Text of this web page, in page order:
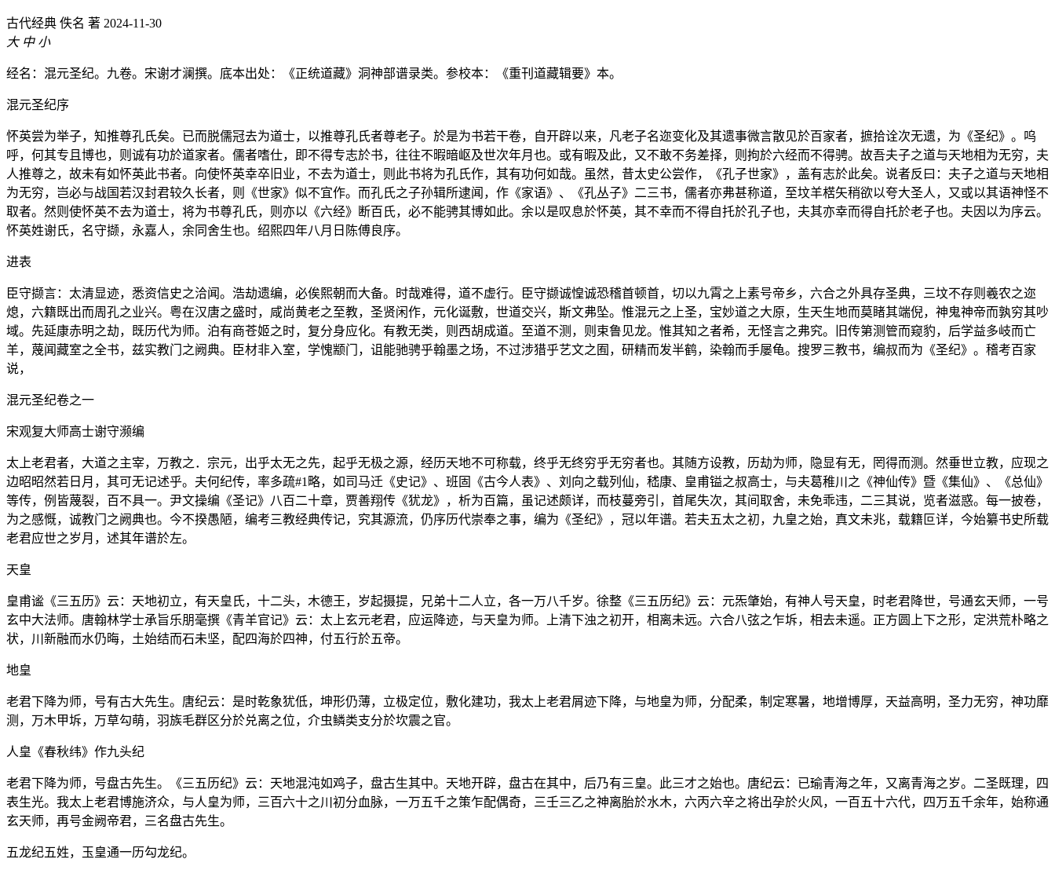
古代经典 佚名 著 2024-11-30
大 中 小
经名：混元圣纪。九卷。宋谢才澜撰。底本出处：《正统道藏》洞神部谱录类。参校本：《重刊道藏辑要》本。
混元圣纪序
怀英尝为举子，知推尊孔氏矣。已而脱儒冠去为道士，以推尊孔氏者尊老子。於是为书若干卷，自开辟以来，凡老子名迩变化及其遗事微言散见於百家者，摭拾诠次无遗，为《圣纪》。呜
呼，何其专且博也，则诚有功於道家者。儒者嗜仕，即不得专志於书，往往不暇暗岖及世次年月也。或有暇及此，又不敢不务差择，则拘於六经而不得骋。故吾夫子之道与天地相为无穷，夫
人推尊之，故未有如怀英此书者。向使怀英幸卒旧业，不去为道士，则此书将为孔氏作，其有功何如哉。虽然，昔太史公尝作，《孔子世家》，盖有志於此矣。说者反曰：夫子之道与天地相
为无穷，岂必与战国若汉封君较久长者，则《世家》似不宜作。而孔氏之子孙辑所逮闻，作《家语》、《孔丛子》二三书，儒者亦弗甚称道，至坟羊楛矢稍欲以夸大圣人，又或以其语神怪不
取者。然则使怀英不去为道士，将为书尊孔氏，则亦以《六经》断百氏，必不能骋其博如此。余以是叹息於怀英，其不幸而不得自托於孔子也，夫其亦幸而得自托於老子也。夫因以为序云。
怀英姓谢氏，名守撷，永嘉人，余同舍生也。绍熙四年八月日陈傅良序。
进表
臣守撷言：太清显迹，悉资信史之洽闻。浩劫遗编，必俟熙朝而大备。时哉难得，道不虚行。臣守撷诚惶诚恐稽首顿首，切以九霄之上素号帝乡，六合之外具存圣典，三坟不存则羲农之迩
熄，六籍既出而周孔之业兴。粤在汉唐之盛时，咸尚黄老之至教，圣贤闲作，元化诞敷，世道交兴，斯文弗坠。惟混元之上圣，宝妙道之大原，生天生地而莫睹其端倪，神鬼神帝而孰穷其吵
域。先延康赤明之劫，既历代为师。泊有商苍姬之时，复分身应化。有教无类，则西胡成道。至道不测，则束鲁见龙。惟其知之者希，无怪言之弗究。旧传第测管而窥豹，后学益多岐而亡
羊，蔑闻藏室之全书，兹实教门之阙典。臣材非入室，学愧颛门，诅能驰骋乎翰墨之场，不过涉猎乎艺文之囿，研精而发半鹤，染翰而手屡龟。搜罗三教书，编叔而为《圣纪》。稽考百家
说，
混元圣纪卷之一
宋观复大师高士谢守濒编
太上老君者，大道之主宰，万教之．宗元，出乎太无之先，起乎无极之源，经历天地不可称载，终乎无终穷乎无穷者也。其随方设教，历劫为师，隐显有无，罔得而测。然垂世立教，应现之
边昭昭然若日月，其可无记述乎。夫何纪传，率多疏#1略，如司马迁《史记》、班固《古今人表》、刘向之载列仙，嵇康、皇甫镒之叔高士，与夫葛稚川之《神仙传》暨《集仙》、《总仙》
等传，例皆蔑裂，百不具一。尹文操编《圣记》八百二十章，贾善翔传《犹龙》，析为百篇，虽记述颇详，而枝蔓旁引，首尾失次，其间取舍，未免乖违，二三其说，览者滋惑。每一披卷，
为之感慨，诚教门之阙典也。今不揆愚陋，编考三教经典传记，究其源流，仍序历代崇奉之事，编为《圣纪》，冠以年谱。若夫五太之初，九皇之始，真文未兆，载籍叵详，今始纂书史所载
老君应世之岁月，述其年谱於左。
天皇
皇甫谧《三五历》云：天地初立，有天皇氏，十二头，木德王，岁起摄提，兄弟十二人立，各一万八千岁。徐整《三五历纪》云：元炁肇始，有神人号天皇，时老君降世，号通玄天师，一号
玄中大法师。唐翰林学士承旨乐朋毫撰《青羊官记》云：太上玄元老君，应运降迹，与天皇为师。上清下浊之初开，相离未远。六合八弦之乍坼，相去未遥。正方圆上下之形，定洪荒朴略之
状，川新融而水仍晦，土始结而石未坚，配四海於四神，付五行於五帝。
地皇
老君下降为师，号有古大先生。唐纪云：是时乾象犹低，坤形仍薄，立极定位，敷化建功，我太上老君屑迹下降，与地皇为师，分配柔，制定寒暑，地增博厚，天益高明，圣力无穷，神功靡
测，万木甲坼，万草勾萌，羽族毛群区分於兑离之位，介虫鳞类支分於坎震之官。
人皇《春秋纬》作九头纪
老君下降为师，号盘古先生。《三五历纪》云：天地混沌如鸡子，盘古生其中。天地开辟，盘古在其中，后乃有三皇。此三才之始也。唐纪云：已瑜青海之年，又离青海之岁。二圣既理，四
表生光。我太上老君博施济众，与人皇为师，三百六十之川初分血脉，一万五千之策乍配偶奇，三壬三乙之神离胎於水木，六丙六辛之将出孕於火风，一百五十六代，四万五千余年，始称通
玄天师，再号金阙帝君，三名盘古先生。
五龙纪五姓，玉皇通一历勾龙纪。